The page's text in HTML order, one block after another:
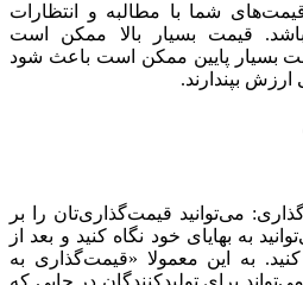
قیمت‌های شما با مطالبه و انتظارات
قیمت بسیار بالا ممکن است
بسیار پایین ممکن است باعث شود
ارزش بپندارند.
می‌توانید قیمت‌گذاری‌تان را بر
به بهایای خود نگاه کنید و بعد از
به این معمولا «قیمت‌گذاری به
برای تولیدکنندگان در جایی که